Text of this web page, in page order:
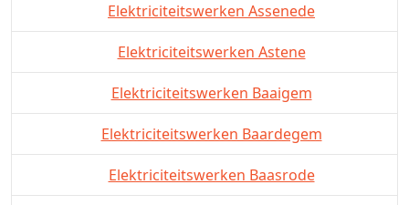
Elektriciteitswerken Assenede
Elektriciteitswerken Astene
Elektriciteitswerken Baaigem
Elektriciteitswerken Baardegem
Elektriciteitswerken Baasrode